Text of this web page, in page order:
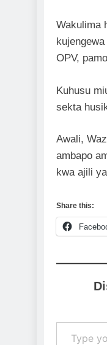
Wakulima
OPV,
Kuhusu
sekta
Awali,
ambapo
kwa ajili
Share this:
Type your email…